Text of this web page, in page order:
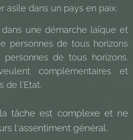
asile dans un pays en paix.
une démarche laïque et
personnes de tous horizons
de tous horizons.
complémentaires et
de l'Etat.
tâche est complexe et ne
l'assentiment général.